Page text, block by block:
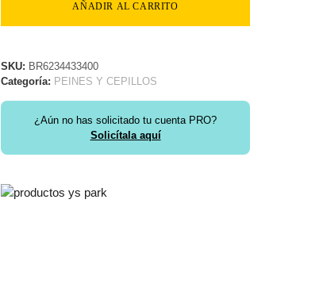
AÑADIR AL CARRITO
SKU: BR6234433400
Categoría: PEINES Y CEPILLOS
¿Aún no has solicitado tu cuenta PRO?
Solicítala aquí